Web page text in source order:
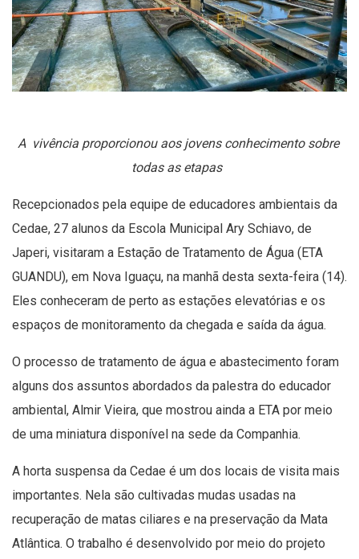
A vivência proporcionou aos jovens conhecimento sobre
todas as etapas
​Recepcionados pela equipe de educadores ambientais da
Cedae, 27 alunos da Escola Municipal Ary ​​Schiavo, de
Japeri, visitaram a Estação de Tratamento de Água (ETA
GUANDU), em Nova Iguaçu, na manhã desta sexta-feira (14).
Eles conheceram de perto as estações elevatórias e os
espaços de monitoramento da chegada e saída da água.
O processo de tratamento de água e abastecimento foram
alguns dos assuntos abordados da palestra do educador
ambiental, Almir Vieira, que mostrou ainda a ETA por meio
de uma miniatura disponível na sede da Companhia.
A horta suspensa da Cedae é um dos locais de visita mais
importantes. Nela são cultivadas mudas usadas na
recuperação de matas ciliares e na preservação da Mata
Atlântica. O trabalho é desenvolvido por meio do projeto